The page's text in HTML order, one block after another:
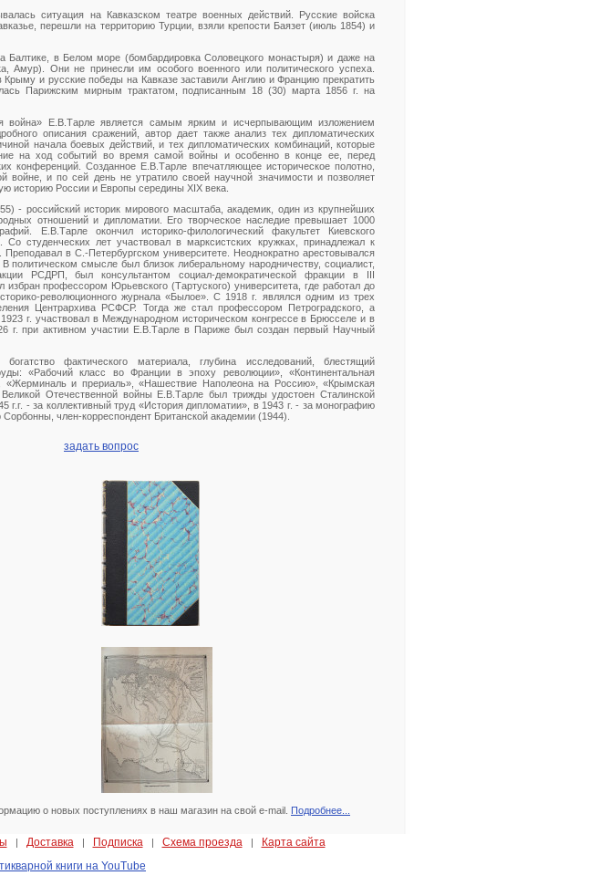
ситуация на Кавказском театре военных действий. Русские войска
перешли на территорию Турции, взяли крепости Баязет (июль 1854) и
Балтике, в Белом море (бомбардировка Соловецкого монастыря) и даже на
Амур). Они не принесли им особого военного или политического успеха.
и русские победы на Кавказе заставили Англию и Францию прекратить
Парижским мирным трактатом, подписанным 18 (30) марта 1856 г. на
война» Е.В.Тарле является самым ярким и исчерпывающим изложением
описания сражений, автор дает также анализ тех дипломатических
начала боевых действий, и тех дипломатических комбинаций, которые
на ход событий во время самой войны и особенно в конце ее, перед
конференций. Созданное Е.В.Тарле впечатляющее историческое полотно,
войне, и по сей день не утратило своей научной значимости и позволяет
историю России и Европы середины XIX века.
- российский историк мирового масштаба, академик, один из крупнейших
отношений и дипломатии. Его творческое наследие превышает 1000
Е.В.Тарле окончил историко-филологический факультет Киевского
Со студенческих лет участвовал в марксистских кружках, принадлежал к
Преподавал в С.-Петербургском университете. Неоднократно арестовывался
политическом смысле был близок либеральному народничеству, социалист,
РСДРП, был консультантом социал-демократической фракции в III
избран профессором Юрьевского (Тартуского) университета, где работал до
революционного журнала «Былое». С 1918 г. являлся одним из трех
Центрархива РСФСР. Тогда же стал профессором Петроградского, а
г. участвовал в Международном историческом конгрессе в Брюсселе и в
г. при активном участии Е.В.Тарле в Париже был создан первый Научный
фактического материала, глубина исследований, блестящий
«Рабочий класс во Франции в эпоху революции», «Континентальная
«Жерминаль и прериаль», «Нашествие Наполеона на Россию», «Крымская
Отечественной войны Е.В.Тарле был трижды удостоен Сталинской
г.г. - за коллективный труд «История дипломатии», в 1943 г. - за монографию
член-корреспондент Британской академии (1944).
задать вопрос
о новых поступлениях в наш магазин на свой e-mail. Подробнее...
| Доставка | Подписка | Схема проезда |
Карта сайта
книги на YouTube